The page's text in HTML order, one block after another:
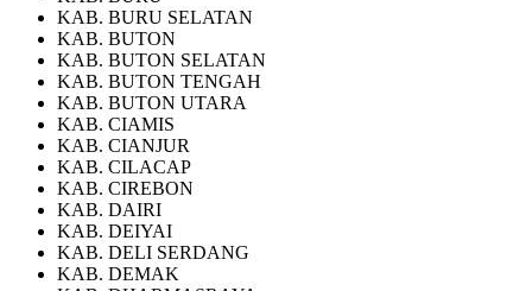
KAB. BURU SELATAN
KAB. BUTON
KAB. BUTON SELATAN
KAB. BUTON TENGAH
KAB. BUTON UTARA
KAB. CIAMIS
KAB. CIANJUR
KAB. CILACAP
KAB. CIREBON
KAB. DAIRI
KAB. DEIYAI
KAB. DELI SERDANG
KAB. DEMAK